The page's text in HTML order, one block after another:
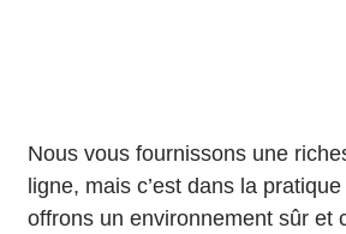
Nous vous fournissons une
ligne, mais c’est dans la
offrons un environnement sûr et